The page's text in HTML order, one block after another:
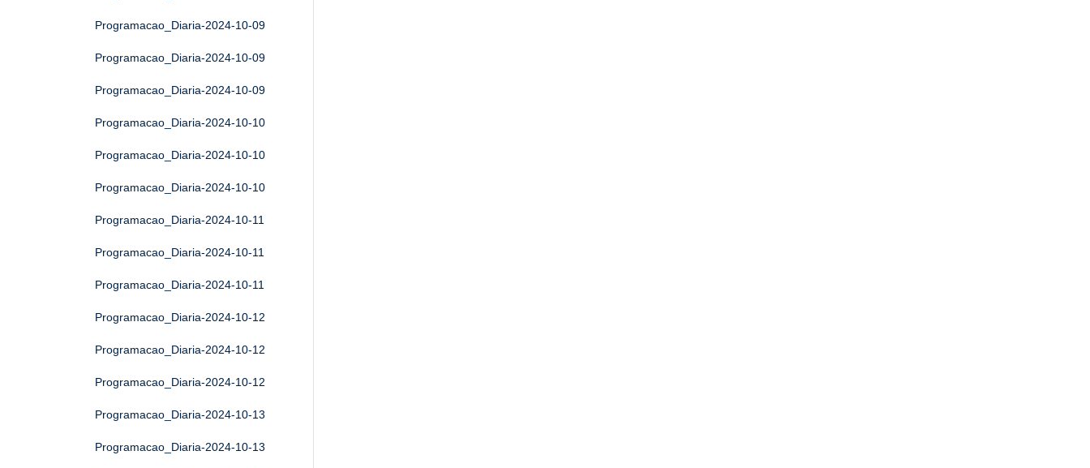
Programacao_Diaria-2024-10-09
Programacao_Diaria-2024-10-09
Programacao_Diaria-2024-10-09
Programacao_Diaria-2024-10-10
Programacao_Diaria-2024-10-10
Programacao_Diaria-2024-10-10
Programacao_Diaria-2024-10-11
Programacao_Diaria-2024-10-11
Programacao_Diaria-2024-10-11
Programacao_Diaria-2024-10-12
Programacao_Diaria-2024-10-12
Programacao_Diaria-2024-10-12
Programacao_Diaria-2024-10-13
Programacao_Diaria-2024-10-13